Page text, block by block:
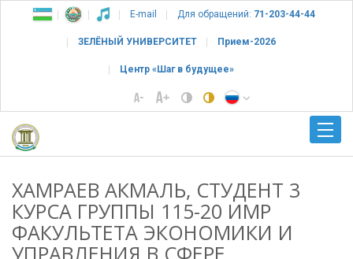
E-mail Для обращений: 71-203-44-44
ЗЕЛЁНЫЙ УНИВЕРСИТЕТ Прием-2026
Центр «Шаг в будущее»
ХАМРАЕВ АКМАЛЬ, СТУДЕНТ 3
КУРСА ГРУППЫ 115-20 ИМР
ФАКУЛЬТЕТА ЭКОНОМИКИ И
УПРАВЛЕНИЯ В СФЕРЕ